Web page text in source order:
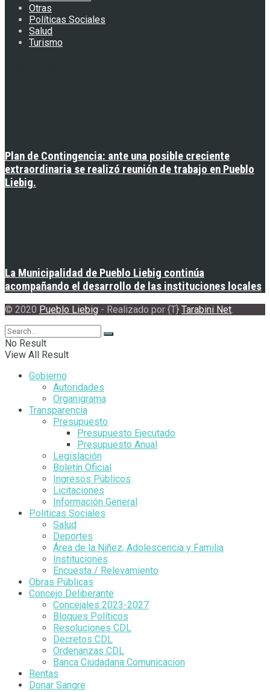
Otras
Políticas Sociales
Salud
Turismo
Plan de Contingencia: ante una posible creciente
extraordinaria se realizó reunión de trabajo en Pueblo
Liebig.
La Municipalidad de Pueblo Liebig continúa
acompañando el desarrollo de las instituciones locales
© 2020 Pueblo Liebig - Realizado por {T} Tarabini Net.
No Result
View All Result
Gobierno
Autoridades
Organigrama
Transparencia
Presupuesto
Presupuesto Ejecutado
Presupuesto Anual
Legislación
Boletín Oficial
Ingresos Públicos
Licitaciones
Información General
Politicas Sociales
Salud
Deportes
Área de la Niñez, Adolescencia y Familia
Instituciones
Encuesta / Relevamiento
Obras Públicas
Concejo Deliberante
Concejales 2023-2027
Bloques Políticos
Resoluciones CDL
Decretos CDL
Ordenanzas CDL
Banca Ciudadana Comunicacion
Rentas
Donar Sangre